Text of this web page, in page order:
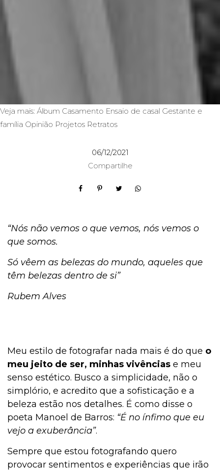
Veja mais: Álbum Casamento Ensaio de casal Gestante e
família Opinião Projetos Retratos
06/12/2021
Compartilhe
“Nós não vemos o que vemos, nós vemos o
que somos.
Só vêem as belezas do mundo, aqueles que
têm belezas dentro de si”
Rubem Alves
Meu estilo de fotografar nada mais é do que o
meu jeito de ser, minhas vivências e meu
senso estético. Busco a simplicidade, não o
simplório, e acredito que a sofisticação e a
beleza estão nos detalhes. É como disse o
poeta Manoel de Barros: “É no ínfimo que eu
vejo a exuberância”.
Sempre que estou fotografando quero
provocar sentimentos e experiências que irão